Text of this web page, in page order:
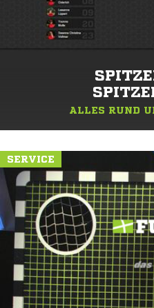
ALLES RUND
SERVICE